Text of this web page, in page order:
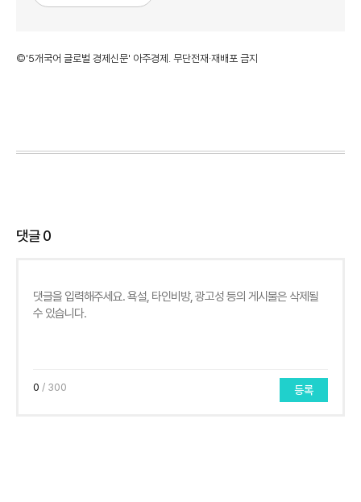
©'5개국어 글로벌 경제신문' 아주경제. 무단전재·재배포 금지
댓글0
0 / 300 등록